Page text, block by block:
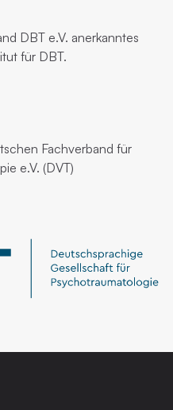
DBT e.V. anerkanntes
für DBT.
Fachverband für
e.V. (DVT)